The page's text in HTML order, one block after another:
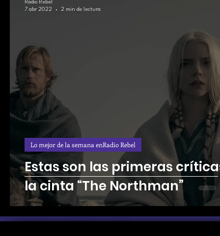
Estas son las primeras
la cinta “The Northman”
Lo mejor de la semana enRadio Rebel
Radio Rebel
7 abr 2022
2 min de lectura